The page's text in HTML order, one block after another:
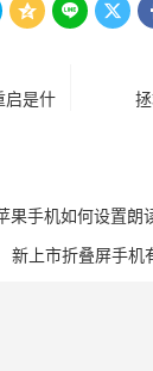
  
启是什
果手机如何设置朗
新上市折叠屏手机